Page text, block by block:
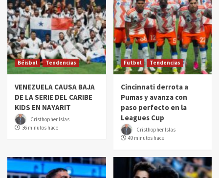
Béisbol Tendencias
VENEZUELA CAUSA BAJA
DE LA SERIE DEL CARIBE
KIDS EN NAYARIT
Cristhopher Islas
36 minutos hace
Futbol Tendencias
Cincinnati derrota a
Pumas y avanza con
paso perfecto en la
Leagues Cup
Cristhopher Islas
49 minutos hace